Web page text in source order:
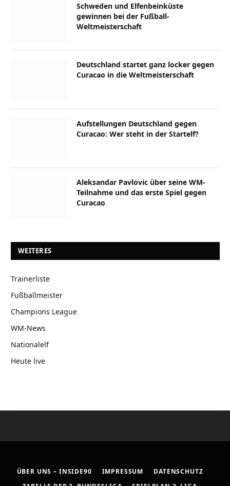
Schweden und Elfenbeinküste
gewinnen bei der Fußball-
Weltmeisterschaft
Deutschland startet ganz locker gegen
Curacao in die Weltmeisterschaft
Aufstellungen Deutschland gegen
Curacao: Wer steht in der Startelf?
Aleksandar Pavlovic über seine WM-
Teilnahme und das erste Spiel gegen
Curacao
WEITERES
Trainerliste
Fußballmeister
Champions League
WM-News
Nationalelf
Heute live
ÜBER UNS – INSIDE90 IMPRESSUM
DATENSCHUTZ